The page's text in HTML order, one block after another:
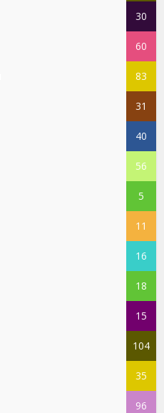
30
60
83
31
40
56
5
11
16
18
15
104
35
96